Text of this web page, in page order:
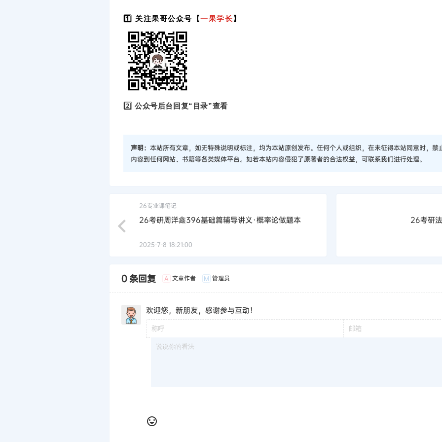
1️⃣ 关注果哥公众号【一果学长】
2️⃣公众号后台回复“目录”查看
声明： 本站所有文章，如无特殊说明或标注，均为本站原创发布。任何个人或组织，在未征得本站同意时，
内容到任何网站、书籍等各类媒体平台。如若本站内容侵犯了原著者的合法权益，可联系我们进行处理。
26专业课笔记
26考研周洋鑫396基础篇辅导讲义·概率论做题本
2025-7-8 18:21:00
26考研
0 条回复 A 文章作者 M 管理员
欢迎您，新朋友，感谢参与互动！